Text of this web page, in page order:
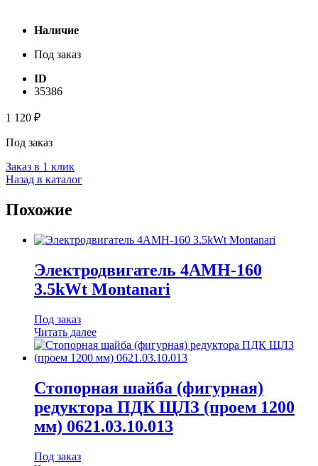
Наличие
Под заказ
ID
35386
1 120 ₽
Под заказ
Заказ в 1 клик
Назад в каталог
Похожие
Электродвигатель 4АМН-160
3.5kWt Montanari
Под заказ
Читать далее
Стопорная шайба (фигурная)
редуктора ПДК ЩЛЗ (проем 1200
мм) 0621.03.10.013
Под заказ